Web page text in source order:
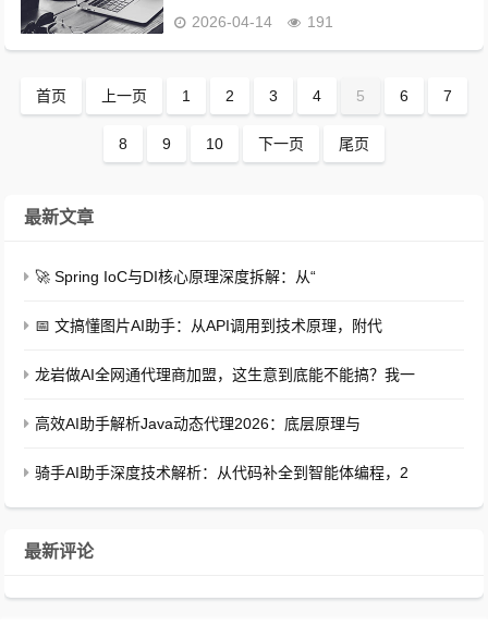
2026-04-14 191
首页 上一页 1 2 3 4 5 6 7
8 9 10 下一页 尾页
最新文章
🚀 Spring IoC与DI核心原理深度拆解：从“
📅 文搞懂图片AI助手：从API调用到技术原理，附代
龙岩做AI全网通代理商加盟，这生意到底能不能搞？我一
高效AI助手解析Java动态代理2026：底层原理与
骑手AI助手深度技术解析：从代码补全到智能体编程，2
最新评论